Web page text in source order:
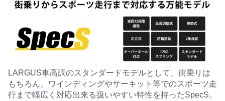
LARGUS車高調のスタンダードモデルとして、街乗りは
もちろん、ワインディングやサーキット等でのスポーツ走
行まで幅広く対応出来る扱いやすい特性を持ったSpecS。